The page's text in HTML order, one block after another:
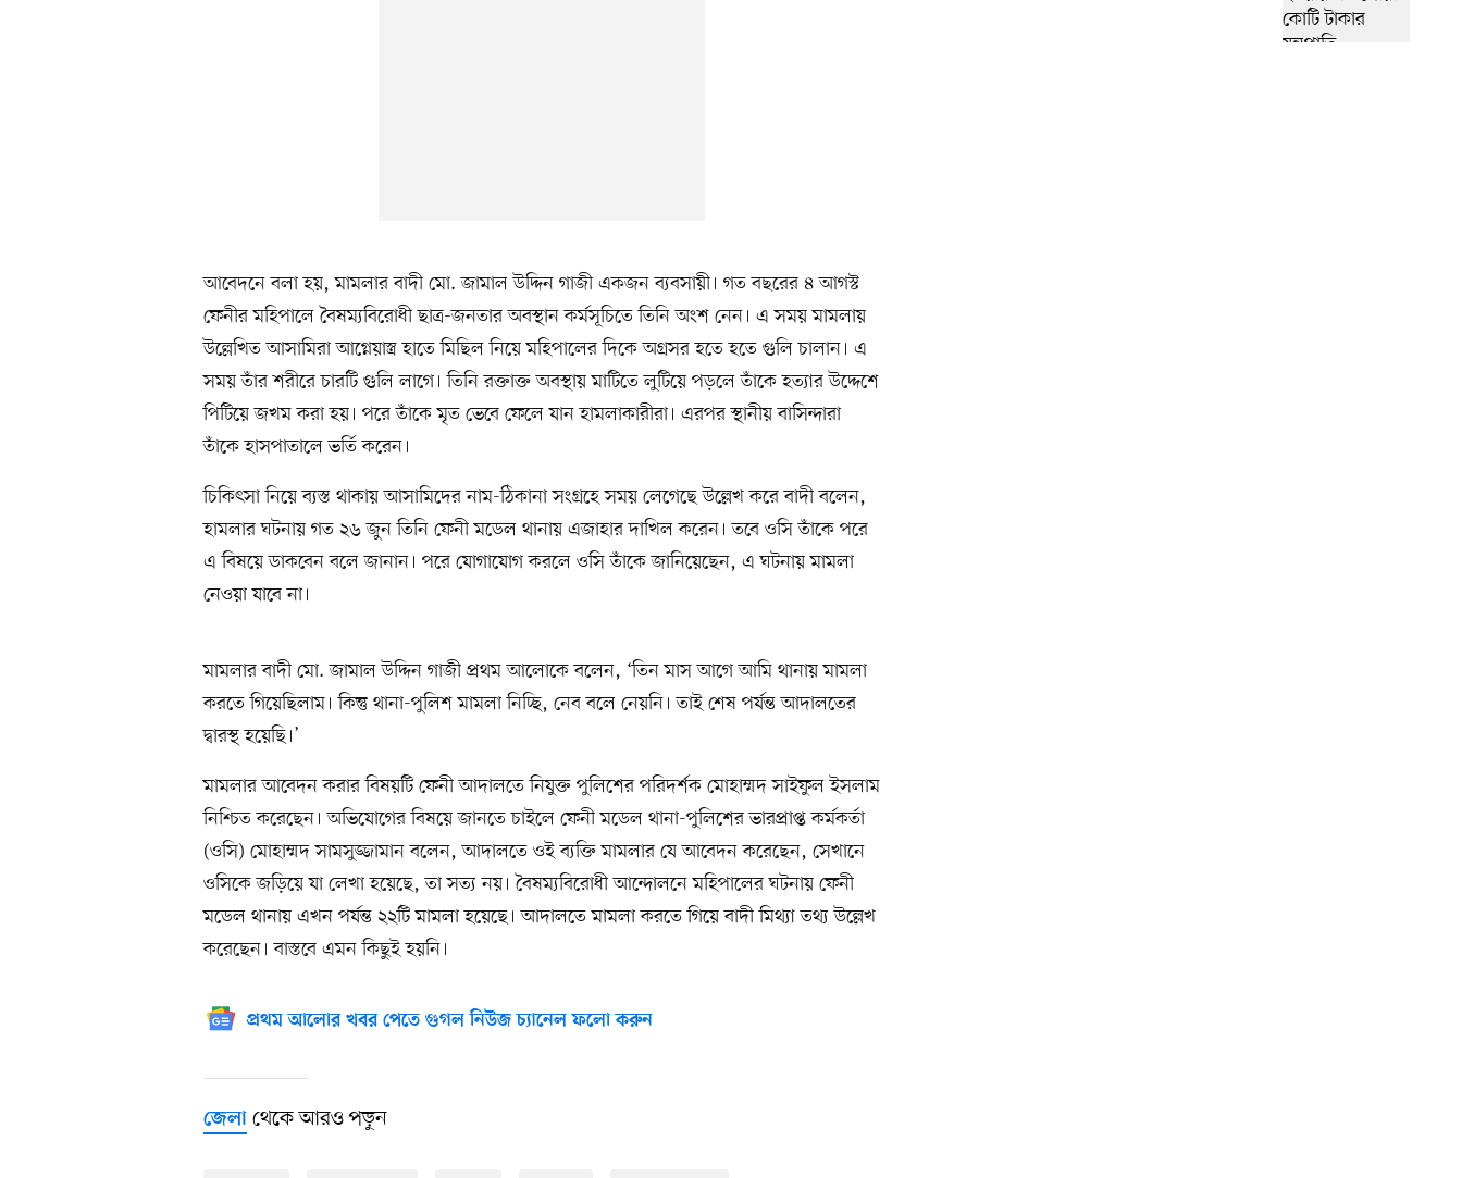
আবেদনে বলা হয়, মামলার বাদী মো. জামাল উদ্দিন গাজী একজন ব্যবসায়ী। গত বছরের ৪ আগস্ট
ফেনীর মহিপালে বৈষম্যবিরোধী ছাত্র-জনতার অবস্থান কর্মসূচিতে তিনি অংশ নেন। এ সময় মামলায়
উল্লেখিত আসামিরা আগ্নেয়াস্ত্র হাতে মিছিল নিয়ে মহিপালের দিকে অগ্রসর হতে হতে গুলি চালান। এ
সময় তাঁর শরীরে চারটি গুলি লাগে। তিনি রক্তাক্ত অবস্থায় মাটিতে লুটিয়ে পড়লে তাঁকে হত্যার উদ্দেশে
পিটিয়ে জখম করা হয়। পরে তাঁকে মৃত ভেবে ফেলে যান হামলাকারীরা। এরপর স্থানীয় বাসিন্দারা
তাঁকে হাসপাতালে ভর্তি করেন।
চিকিৎসা নিয়ে ব্যস্ত থাকায় আসামিদের নাম-ঠিকানা সংগ্রহে সময় লেগেছে উল্লেখ করে বাদী বলেন,
হামলার ঘটনায় গত ২৬ জুন তিনি ফেনী মডেল থানায় এজাহার দাখিল করেন। তবে ওসি তাঁকে পরে
এ বিষয়ে ডাকবেন বলে জানান। পরে যোগাযোগ করলে ওসি তাঁকে জানিয়েছেন, এ ঘটনায় মামলা
নেওয়া যাবে না।
মামলার বাদী মো. জামাল উদ্দিন গাজী প্রথম আলোকে বলেন, ‘তিন মাস আগে আমি থানায় মামলা
করতে গিয়েছিলাম। কিন্তু থানা-পুলিশ মামলা নিচ্ছি, নেব বলে নেয়নি। তাই শেষ পর্যন্ত আদালতের
দ্বারস্থ হয়েছি।’
মামলার আবেদন করার বিষয়টি ফেনী আদালতে নিযুক্ত পুলিশের পরিদর্শক মোহাম্মদ সাইফুল ইসলাম
নিশ্চিত করেছেন। অভিযোগের বিষয়ে জানতে চাইলে ফেনী মডেল থানা-পুলিশের ভারপ্রাপ্ত কর্মকর্তা
(ওসি) মোহাম্মদ সামসুজ্জামান বলেন, আদালতে ওই ব্যক্তি মামলার যে আবেদন করেছেন, সেখানে
ওসিকে জড়িয়ে যা লেখা হয়েছে, তা সত্য নয়। বৈষম্যবিরোধী আন্দোলনে মহিপালের ঘটনায় ফেনী
মডেল থানায় এখন পর্যন্ত ২২টি মামলা হয়েছে। আদালতে মামলা করতে গিয়ে বাদী মিথ্যা তথ্য উল্লেখ
করেছেন। বাস্তবে এমন কিছুই হয়নি।
প্রথম আলোর খবর পেতে গুগল নিউজ চ্যানেল ফলো করুন
জেলা থেকে আরও পড়ুন